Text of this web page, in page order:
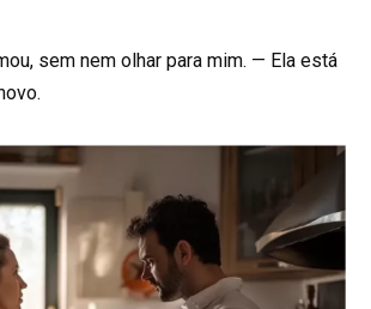
sem nem olhar para mim. — Ela está